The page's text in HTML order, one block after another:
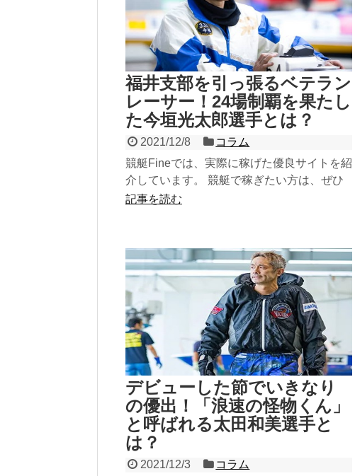
福井支部を引っ張るベテラン
レーサー！24場制覇を果たし
た今垣光太郎選手とは？
2021/12/8
コラム
競艇Fineでは、実際に稼げた優良サイトを紹
介しています。 競艇で稼ぎたい方は、ぜひ
参考にしてみてください！ 稼げる優良サイ
記事を読む
デビューした節でいきなり
の優出！「浪速の怪物くん」
と呼ばれる太田和美選手と
は？
2021/12/3
コラム